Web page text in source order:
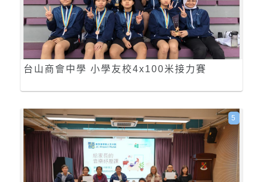
台山商會中學 小學友校4x100米接力賽
5